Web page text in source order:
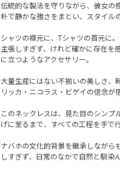
伝統的な製法を守りながら、彼女の
朴で静かな強さをまとい、スタイル
シャツの襟元に、Tシャツの首元に。
主張しすぎず、けれど確かに存在を
に立つようなアクセサリー。
大量生産にはない不揃いの美しさ、
リッカ・ニコラス・ビゲイの信念が
このネックレスは、見た目のシンプ
げに至るまで、すべての工程を手で
ナバホの文化的背景を継承しながら
しすぎず、日常のなかで自然と馴染